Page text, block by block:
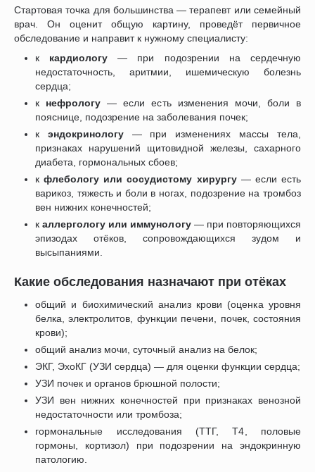
Стартовая точка для большинства — терапевт или семейный
врач. Он оценит общую картину, проведёт первичное
обследование и направит к нужному специалисту:
к кардиологу — при подозрении на сердечную
недостаточность, аритмии, ишемическую болезнь
сердца;
к нефрологу — если есть изменения мочи, боли в
пояснице, подозрение на заболевания почек;
к эндокринологу— при изменениях массы тела,
признаках нарушений щитовидной железы, сахарного
диабета, гормональных сбоев;
кфлебологу или сосудистому хирургу— если есть
варикоз, тяжесть и боли в ногах, подозрение на тромбоз
вен нижних конечностей;
каллергологу или иммунологу— при повторяющихся
эпизодах отёков, сопровождающихся зудом и
высыпаниями.
Какие обследования назначают при отёках
общий и биохимический анализ крови (оценка уровня
белка, электролитов, функции печени, почек, состояния
крови);
общий анализ мочи, суточный анализ на белок;
ЭКГ, ЭхоКГ (УЗИ сердца) — для оценки функции сердца;
УЗИ почек и органов брюшной полости;
УЗИ вен нижних конечностей при признаках венозной
недостаточности или тромбоза;
гормональные исследования (ТТГ, Т4, половые
гормоны, кортизол) при подозрении на эндокринную
патологию.